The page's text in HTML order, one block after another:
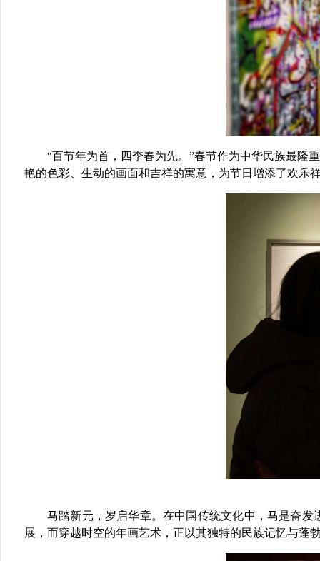
“百节年为首，四季春为先。”春节作为中华民族最隆
艳的色彩、生动的画面和吉祥的寓意，为节日增添了欢乐
马踏新元，岁启华章。在中国传统文化中， 马是奋发
展，而穿越时空的年画艺术，正以其独特的民族记忆与蓬